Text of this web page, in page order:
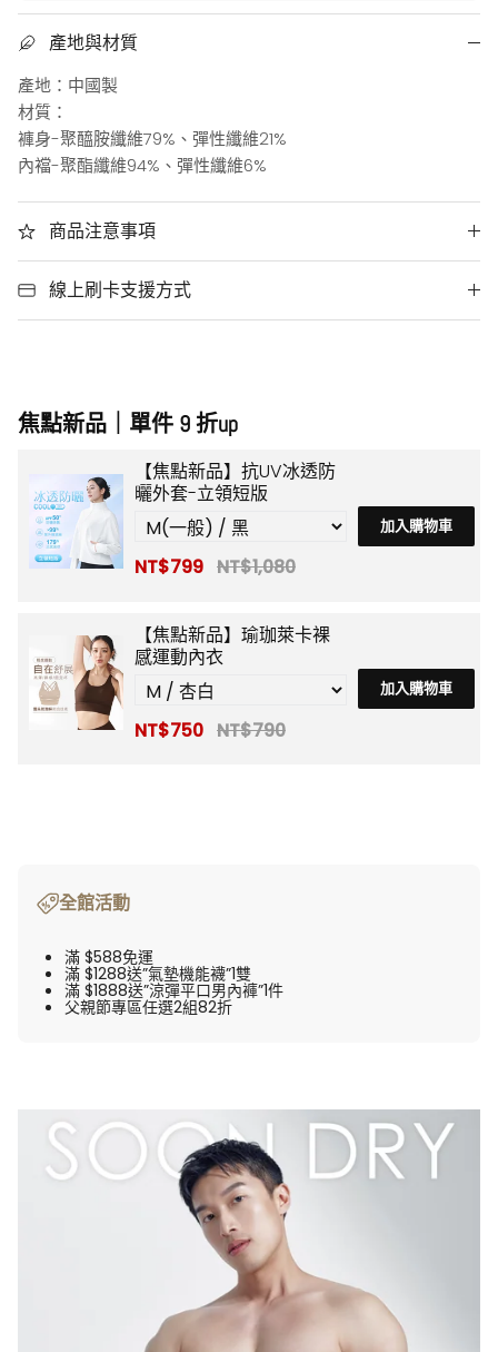
產地與材質
產地：中國製
材質：
褲身-聚醯胺纖維79%、彈性纖維21%
內襠-聚酯纖維94%、彈性纖維6%
商品注意事項
線上刷卡支援方式
焦點新品｜單件 9 折up
【焦點新品】抗UV冰透防
曬外套-立領短版
NT$799 NT$1,080
加入購物車
【焦點新品】瑜珈萊卡裸
感運動內衣
NT$750 NT$790
加入購物車
全館活動
滿 $588免運
滿 $1288送”氣墊機能襪”1雙
滿 $1888送”涼彈平口男內褲”1件
父親節專區任選2組82折